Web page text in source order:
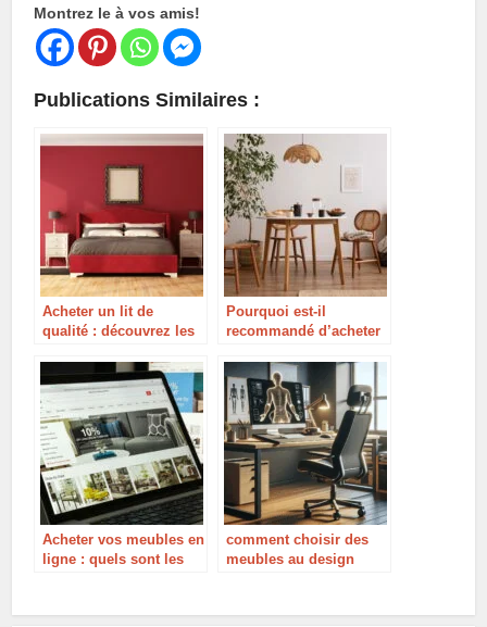
Montrez le à vos amis!
Publications Similaires :
Acheter un lit de
qualité : découvrez les
Pourquoi est-il
recommandé d’acheter
Acheter vos meubles en
ligne : quels sont les
comment choisir des
meubles au design
confortable ?